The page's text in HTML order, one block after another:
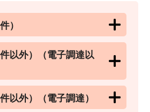
）
以外）（電子調達以
以外）（電子調達）